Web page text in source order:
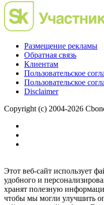
Размещение рекламы
Обратная связь
Клиентам
Пользовательское
Пользовательское
Disclaimer
Copyright (c) 2004-2026
Этот веб-сайт использует
удобного и
хранят полезную
чтобы мы могли улучшить